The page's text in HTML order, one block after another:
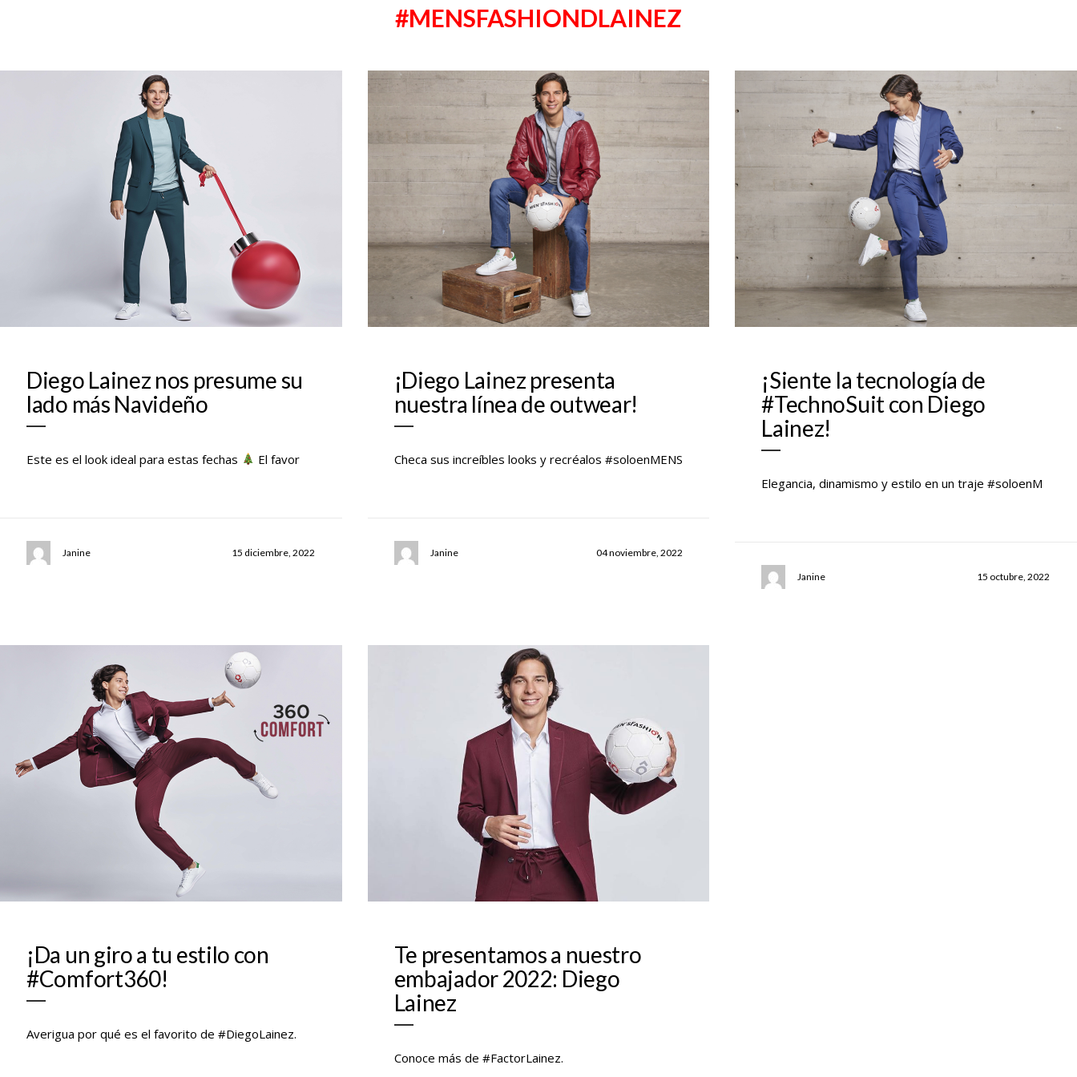
#MENSFASHIONDLAINEZ
Diego Lainez nos presume su
lado más Navideño
Este es el look ideal para estas fechas El favor
Janine 15 diciembre, 2022
¡Diego Lainez presenta
nuestra línea de outwear!
Checa sus increíbles looks y recréalos #soloenMENS
Janine 04 noviembre, 2022
¡Siente la tecnología de
#TechnoSuit con Diego
Lainez!
Elegancia, dinamismo y estilo en un traje #soloenM
Janine 15 octubre, 2022
¡Da un giro a tu estilo con
#Comfort360!
Averigua por qué es el favorito de #DiegoLainez.
Te presentamos a nuestro
embajador 2022: Diego
Lainez
Conoce más de #FactorLainez.